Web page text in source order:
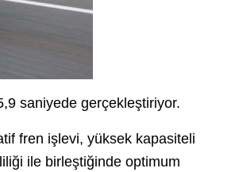
saniyede gerçekleştiriyor.
fren işlevi, yüksek kapasiteli
ile birleştiğinde optimum